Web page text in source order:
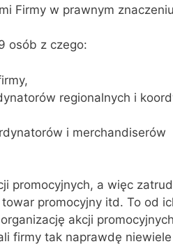
Firmy w prawnym
osób z czego:
regionalnych i
i merchandiserów
promocyjnych, a więc
promocyjny itd. To od
akcji
firmy tak naprawdę